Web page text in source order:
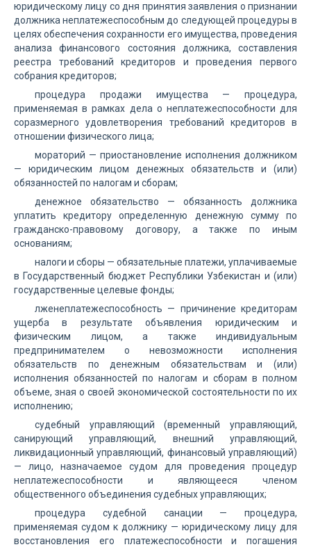
юридическому лицу со дня принятия заявления о признании
должника неплатежеспособным до следующей процедуры в
целях обеспечения сохранности его имущества, проведения
анализа финансового состояния должника, составления
реестра требований кредиторов и проведения первого
собрания кредиторов;
процедура продажи имущества — процедура,
применяемая в рамках дела о неплатежеспособности для
соразмерного удовлетворения требований кредиторов в
отношении физического лица;
мораторий — приостановление исполнения должником
— юридическим лицом денежных обязательств и (или)
обязанностей по налогам и сборам;
денежное обязательство — обязанность должника
уплатить кредитору определенную денежную сумму по
гражданско-правовому договору, а также по иным
основаниям;
налоги и сборы — обязательные платежи, уплачиваемые
в Государственный бюджет Республики Узбекистан и (или)
государственные целевые фонды;
лженеплатежеспособность — причинение кредиторам
ущерба в результате объявления юридическим и
физическим лицом, а также индивидуальным
предпринимателем о невозможности исполнения
обязательств по денежным обязательствам и (или)
исполнения обязанностей по налогам и сборам в полном
объеме, зная о своей экономической состоятельности по их
исполнению;
судебный управляющий (временный управляющий,
санирующий управляющий, внешний управляющий,
ликвидационный управляющий, финансовый управляющий)
— лицо, назначаемое судом для проведения процедур
неплатежеспособности и являющееся членом
общественного объединения судебных управляющих;
процедура судебной санации — процедура,
применяемая судом к должнику — юридическому лицу для
восстановления его платежеспособности и погашения